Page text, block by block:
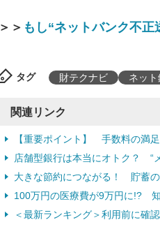
＞＞ もし“ネットバンク不
タグ 財テクナビ ネッ
関連リンク
【重要ポイント】 手数料の満
店舗型銀行は本当にオトク？ “
大きな節約につながる！ 貯蓄の
100万円の医療費が9万円に!?
＜最新ランキング＞利用前に確